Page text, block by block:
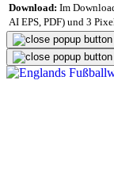
Download: Im
AI EPS, PDF) und 3